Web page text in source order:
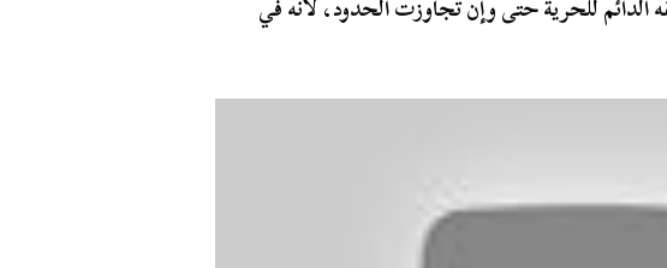
الدائم للحرية حتى وإن تجاوزت الحدود، لأنه في